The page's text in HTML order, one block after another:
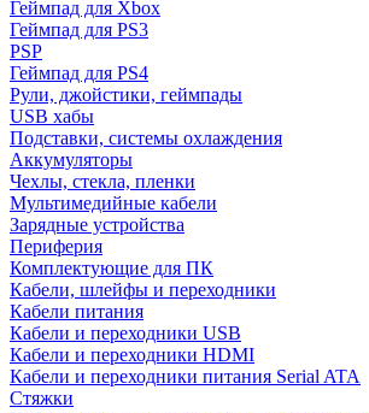
Геймпад для Xbox
Геймпад для PS3
PSP
Геймпад для PS4
Рули, джойстики, геймпады
USB хабы
Подставки, системы охлаждения
Аккумуляторы
Чехлы, стекла, пленки
Мультимедийные кабели
Зарядные устройства
Периферия
Комплектующие для ПК
Кабели, шлейфы и переходники
Кабели питания
Кабели и переходники USB
Кабели и переходники HDMI
Кабели и переходники питания Serial ATA
Стяжки